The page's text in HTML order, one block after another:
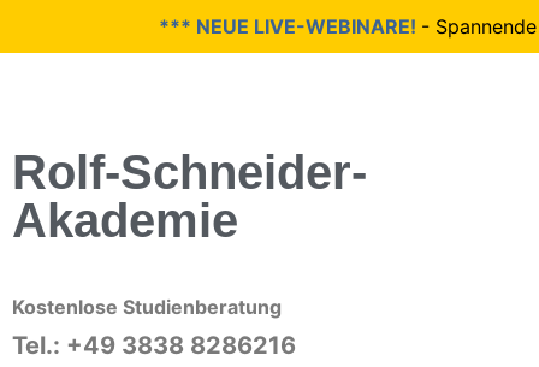
*** NEUE LIVE-WEBINARE!- Spannende
Rolf-Schneider-
Akademie
Kostenlose Studienberatung
Tel.: +49 3838 8286216